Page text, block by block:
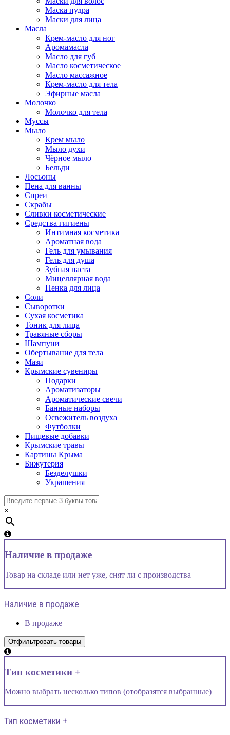
Маска пудра
Маски для лица
Масла
Крем-масло для ног
Аромамасла
Масло для губ
Масло косметическое
Масло массажное
Крем-масло для тела
Эфирные масла
Молочко
Молочко для тела
Муссы
Мыло
Крем мыло
Мыло духи
Чёрное мыло
Бельди
Лосьоны
Пена для ванны
Спреи
Скрабы
Сливки косметические
Средства гигиены
Интимная косметика
Ароматная вода
Гель для умывания
Гель для душа
Зубная паста
Мицеллярная вода
Пенка для лица
Соли
Сыворотки
Сухая косметика
Тоник для лица
Травяные сборы
Шампуни
Обертывание для тела
Мази
Крымские сувениры
Подарки
Ароматизаторы
Ароматические свечи
Банные наборы
Освежитель воздуха
Футболки
Пищевые добавки
Крымские травы
Картины Крыма
Бижутерия
Безделушки
Украшения
×
Наличие в продаже
Товар на складе или нет уже, снят ли с производства
Наличие в продаже
В продаже
Тип косметики +
Можно выбрать несколько типов (отобразятся выбранные)
Тип косметики +